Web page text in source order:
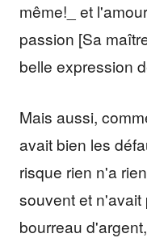
même!_ et
passion [Sa
belle expression
Mais aussi,
avait bien les
risque rien n'a
souvent et
bourreau